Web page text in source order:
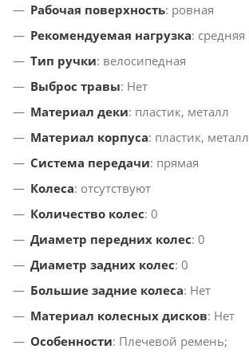
Рабочая поверхность: ровная
Рекомендуемая нагрузка: средняя
Тип ручки: велосипедная
Выброс травы: Нет
Материал деки: пластик, металл
Материал корпуса: пластик, металл
Система передачи: прямая
Колеса: отсутствуют
Количество колес: 0
Диаметр передних колес: 0
Диаметр задних колес: 0
Большие задние колеса: Нет
Материал колесных дисков: Нет
Особенности: Плечевой ремень;